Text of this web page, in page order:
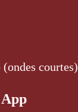
courtes)